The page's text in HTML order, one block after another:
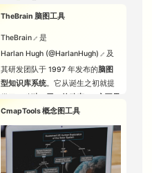
包含于某个指定
自动生成一个可拖
拽排序的列表。
下面举一个简单的例子，请直接手
白日依山尽
欲穷千里目
黄河入海流
文件）。直到 2019 年 10 月，因为
和 @tomzcn 与 @linonetwo 在集智
注意力与知识管理群交流经验，才
此后，就开始在自己的个人网站服
务器上配置 TiddlyWiki 个人笔记
库，每隔几天就增加一些交互特
性，修正一些界面样式等，逐步形
成了第一个 Node.js 版 TiddlyWiki
❷ 熟练掌握虎码形码 (手熟即可)
可借助
虎码字根训练工
具
✪ 注: 可以在学习
者的博客网站上
查看完整的形码
助记词列表
TheBrain 脑图工具
TheBrain 是
Harlan Hugh (@HarlanHugh)
及
其研发团队于 1997 年发布的脑图
型知识库系统。它从诞生之初就提
供了一种独一无二的动态 3D 交互界
面(动画图片取自 2.0 版本)：
CmapTools 概念图工具